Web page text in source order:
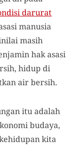
darurat
manusia
masih
hak asasi
hidup di
air bersih.
itu adalah
budaya,
kita